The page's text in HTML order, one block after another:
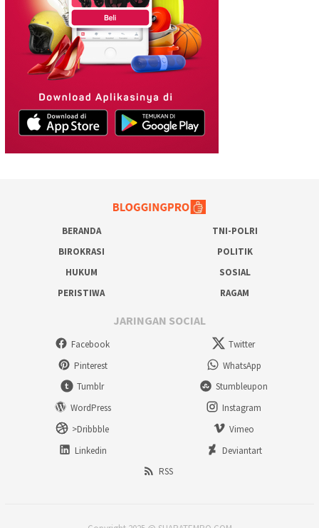
BERANDA
TNI-POLRI
BIROKRASI
POLITIK
HUKUM
SOSIAL
PERISTIWA
RAGAM
JARINGAN SOCIAL
Facebook
Twitter
Pinterest
WhatsApp
Tumblr
Stumbleupon
WordPress
Instagram
>Dribbble
Vimeo
Linkedin
Deviantart
RSS